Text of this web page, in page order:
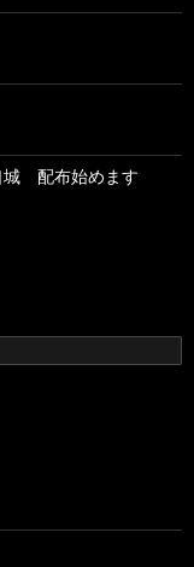
城 配布始めます